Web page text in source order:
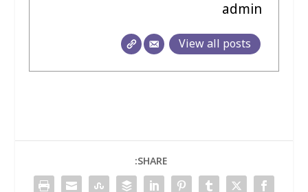
admin
View all posts
SHARE: